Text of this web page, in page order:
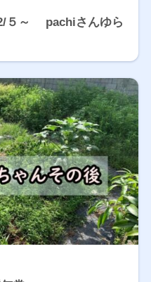
５～ pachiさんゆら